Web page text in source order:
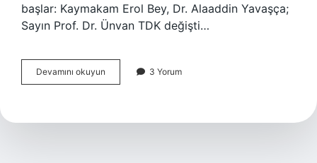
başlar: Kaymakam Erol Bey, Dr. Alaaddin Yavaşça;
Sayın Prof. Dr. Ünvan TDK değişti…
Devamını okuyun
Unvan
3 Yorum